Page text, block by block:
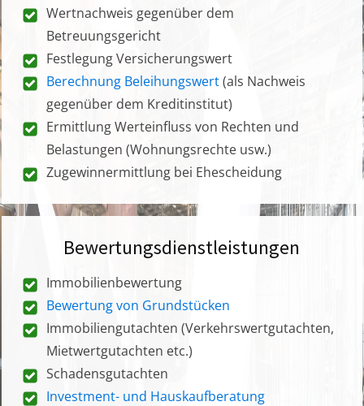
Wertnachweis gegenüber dem
Betreuungsgericht
Festlegung Versicherungswert
Berechnung Beleihungswert(als Nachweis
gegenüber dem Kreditinstitut)
Ermittlung Werteinfluss von Rechten und
Belastungen (Wohnungsrechte usw.)
Zugewinnermittlung bei Ehescheidung
Bewertungsdienstleistungen
Immobilienbewertung
Bewertung von Grundstücken
Immobiliengutachten (Verkehrswertgutachten,
Mietwertgutachten etc.)
Schadensgutachten
Investment- und Hauskaufberatung